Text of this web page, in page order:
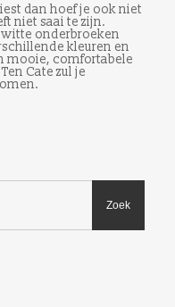
dan hoef je ook niet
niet saai te zijn.
witte onderbroeken
kleuren en
mooie, comfortabele
Cate zul je